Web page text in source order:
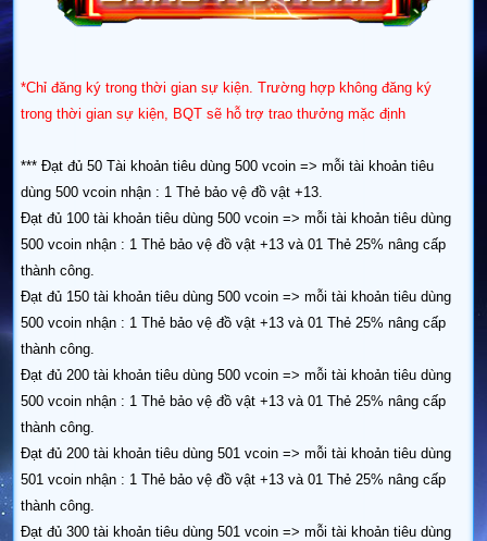
*Chỉ đăng ký trong thời gian sự kiện. Trường hợp không đăng ký
trong thời gian sự kiện, BQT sẽ hỗ trợ trao thưởng mặc định
*** Đạt đủ 50 Tài khoản tiêu dùng 500 vcoin => mỗi tài khoản tiêu
dùng 500 vcoin nhận : 1 Thẻ bảo vệ đồ vật +13.
Đạt đủ 100 tài khoản tiêu dùng 500 vcoin => mỗi tài khoản tiêu dùng
500 vcoin nhận : 1 Thẻ bảo vệ đồ vật +13 và 01 Thẻ 25% nâng cấp
thành công.
Đạt đủ 150 tài khoản tiêu dùng 500 vcoin => mỗi tài khoản tiêu dùng
500 vcoin nhận : 1 Thẻ bảo vệ đồ vật +13 và 01 Thẻ 25% nâng cấp
thành công.
Đạt đủ 200 tài khoản tiêu dùng 500 vcoin => mỗi tài khoản tiêu dùng
500 vcoin nhận : 1 Thẻ bảo vệ đồ vật +13 và 01 Thẻ 25% nâng cấp
thành công.
Đạt đủ 200 tài khoản tiêu dùng 501 vcoin => mỗi tài khoản tiêu dùng
501 vcoin nhận : 1 Thẻ bảo vệ đồ vật +13 và 01 Thẻ 25% nâng cấp
thành công.
Đạt đủ 300 tài khoản tiêu dùng 501 vcoin => mỗi tài khoản tiêu dùng